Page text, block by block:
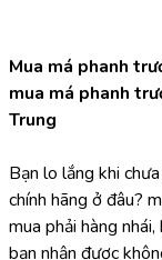
Mua má phanh
mua má phanh
Trung
Bạn lo lắng khi
chính hãng ở đâu?
mua phải hàng
bạn nhận được